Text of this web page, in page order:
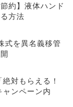
約】液体ハンド
方法
式を異名義移管
対もらえる！
ンペーン内